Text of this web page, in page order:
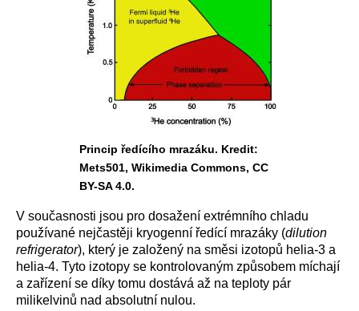
Princip ředícího mrazáku. Kredit:
Mets501, Wikimedia Commons, CC
BY-SA 4.0.
V současnosti jsou pro dosažení extrémního chladu
používané nejčastěji kryogenní ředící mrazáky (dilution
refrigerator), který je založený na směsi izotopů helia-3 a
helia-4. Tyto izotopy se kontrolovaným způsobem míchají
a zařízení se díky tomu dostává až na teploty pár
milikelvinů nad absolutní nulou.